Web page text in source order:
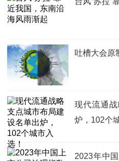
吐槽大会原
现代流通
炉，102个
2023年中